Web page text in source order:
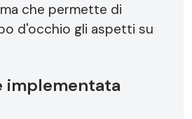
che permette di
d'occhio gli aspetti su
implementata